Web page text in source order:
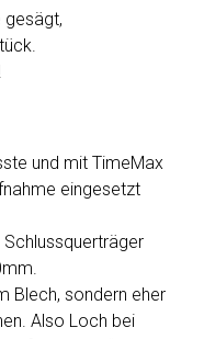
gesägt,
und mit TimeMax
eingesetzt
Schlussquerträger
Blech, sondern eher
Also Loch bei